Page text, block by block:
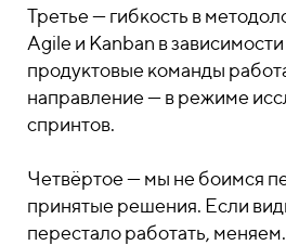
Третье — гибкость в
Agile и Kanban в зависимости
продуктовые команды
направление — в режиме
спринтов.
Четвёртое — мы не боимся
принятые решения. Если
перестало работать,